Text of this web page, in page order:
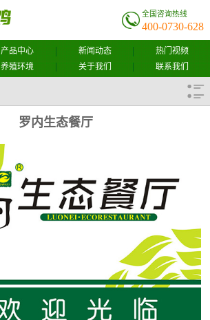
全国咨询热线
400-0730-628
产品中心
养殖环境
新闻动态
关于我们
热门视频
联系我们
罗内生态餐厅